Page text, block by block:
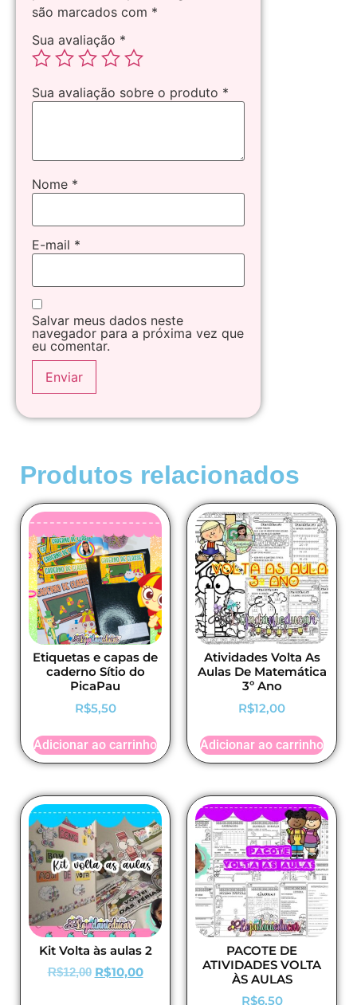
são marcados com *
Sua avaliação *
Sua avaliação sobre o produto *
Nome *
E-mail *
Salvar meus dados neste
navegador para a próxima vez que
eu comentar.
Produtos relacionados
Etiquetas e capas de
caderno Sítio do
PicaPau
R$5,50
Adicionar ao carrinho
Atividades Volta As
Aulas De Matemática
3º Ano
R$12,00
Adicionar ao carrinho
Kit Volta às aulas 2
R$12,00 R$10,00
PACOTE DE
ATIVIDADES VOLTA
ÀS AULAS
R$6,50